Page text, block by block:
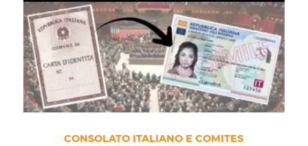
CONSOLATO ITALIANO E COMITES